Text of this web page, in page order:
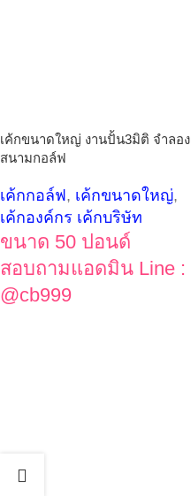
เค้กขนาดใหญ่ งานปั้น3มิติ จำลอง
สนามกอล์ฟ
เค้กกอล์ฟ, เค้กขนาดใหญ่,
เค้กองค์กร เค้กบริษัท
ขนาด 50 ปอนด์
สอบถามแอดมิน Line :
@cb999